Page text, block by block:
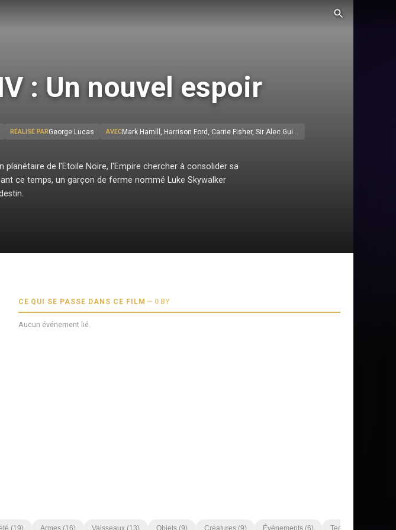
: Un nouvel espoir
RÉALISÉ PARGeorge Lucas AVEC
planétaire de l'Etoile Noire, l'Empire chercher à consolider sa
ce temps, un garçon de ferme nommé Luke Skywalker
CE QUI SE PASSE DANS CE FILM — 0 BY
Aucun événement lié.
(19) Armes(16) Vaisseaux (13) Objets(9) Créatures(9) Événements (6) Technologies